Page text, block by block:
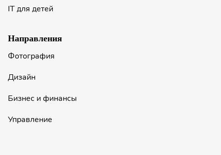
IT для детей
Направления
Фотография
Дизайн
Бизнес и финансы
Управление